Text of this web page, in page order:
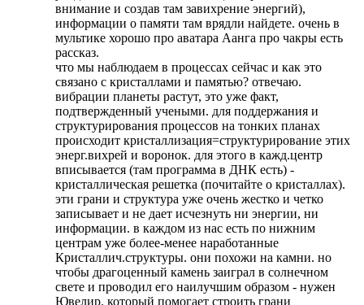
внимание и создав там завихрение энергий),
информации о памяти там врядли найдете. очень в
мультике хорошо про аватара Аанга про чакры есть
рассказ.
что мы наблюдаем в процессах сейчас и как это
связано с кристаллами и памятью? отвечаю.
вибрации планеты растут, это уже факт,
подтвержденный учеными. для поддержания и
структурирования процессов на тонких планах
происходит кристаллизация=структурирование этих
энерг.вихрей и воронок. для этого в кажд.центр
вписывается (там программа в ДНК есть) -
кристаллическая решетка (почитайте о кристаллах).
эти грани и структура уже очень жестко и четко
записывает и не дает исчезнуть ни энергии, ни
информации. в каждом из нас есть по нижним
центрам уже более-менее наработанные
Кристаллич.структуры. они похожи на камни. но
чтобы драгоценный камень заиграл в солнечном
свете и проводил его наилучшим образом - нужен
Ювелир. который помогает строить грани